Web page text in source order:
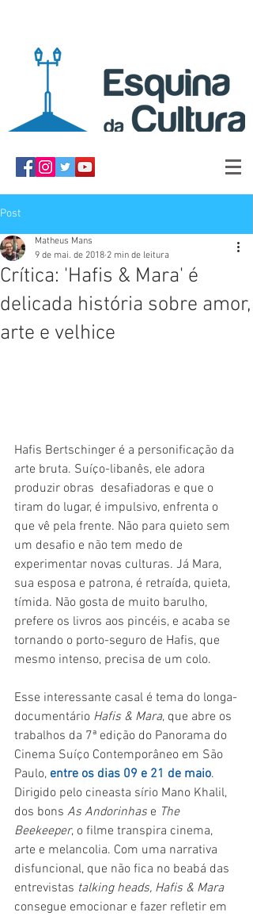
Post
Crítica: 'Hafis & Mara' é
delicada história sobre amor,
arte e velhice
Matheus Mans
9 de mai. de 2018 2 min de leitura
Hafis Bertschinger é a personificação da
arte bruta. Suíço-libanês, ele adora
produzir obras  desafiadoras e que o
tiram do lugar, é impulsivo, enfrenta o
que vê pela frente. Não para quieto sem
um desafio e não tem medo de
experimentar novas culturas. Já Mara,
sua esposa e patrona, é retraída, quieta,
tímida. Não gosta de muito barulho,
prefere os livros aos pincéis, e acaba se
tornando o porto-seguro de Hafis, que
mesmo intenso, precisa de um colo.
Esse interessante casal é tema do longa-
documentário Hafis & Mara, que abre os
trabalhos da 7ª edição do Panorama do
Cinema Suíço Contemporâneo em São
Paulo, entre os dias 09 e 21 de maio.
Dirigido pelo cineasta sírio Mano Khalil,
dos bons As Andorinhas e The
Beekeeper, o filme transpira cinema,
arte e melancolia. Com uma narrativa
disfuncional, que não fica no beabá das
entrevistas talking heads, Hafis & Mara
consegue emocionar e fazer refletir em